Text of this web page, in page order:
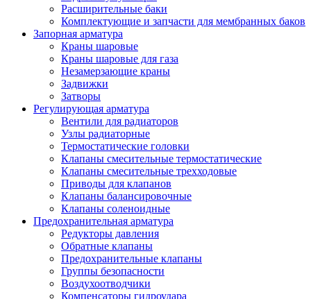
Расширительные баки
Комплектующие и запчасти для мембранных баков
Запорная арматура
Краны шаровые
Краны шаровые для газа
Незамерзающие краны
Задвижки
Затворы
Регулирующая арматура
Вентили для радиаторов
Узлы радиаторные
Термостатические головки
Клапаны смесительные термостатические
Клапаны смесительные трехходовые
Приводы для клапанов
Клапаны балансировочные
Клапаны соленоидные
Предохранительная арматура
Редукторы давления
Обратные клапаны
Предохранительные клапаны
Группы безопасности
Воздухоотводчики
Компенсаторы гидроудара